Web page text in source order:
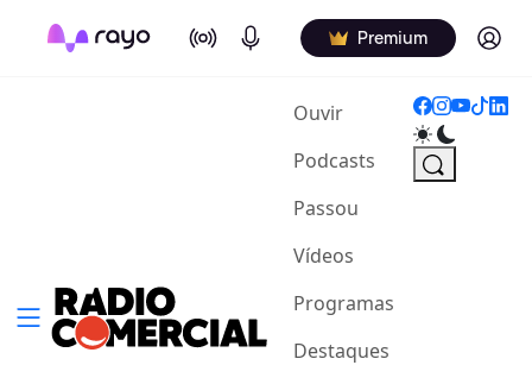
On Air Podcasts Premium Log in
Ouvir(current)
Podcasts
Passou
Vídeos
Programas
Destaques